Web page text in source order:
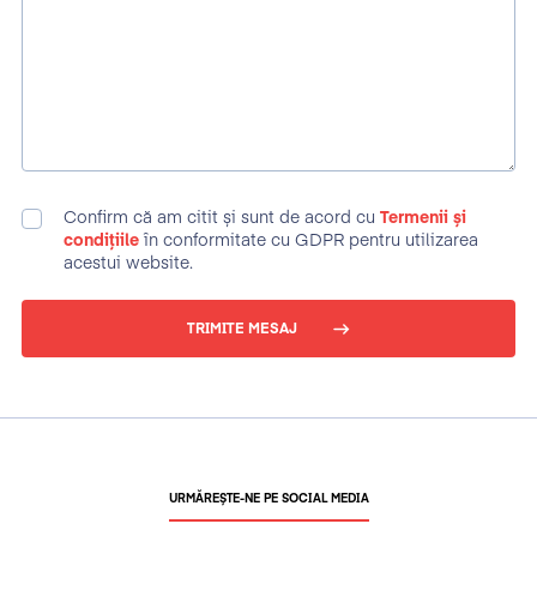
Confirm că am citit și sunt de acord cu Termenii și
condițiile în conformitate cu GDPR pentru utilizarea
acestui website.
TRIMITE MESAJ
URMĂREȘTE-NE PE SOCIAL MEDIA